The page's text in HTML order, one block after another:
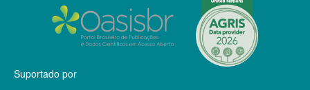
Suportado por